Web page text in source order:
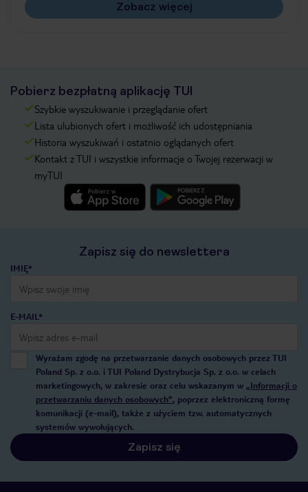
Zobacz więcej
Pobierz bezpłatną aplikację TUI
Szybkie wyszukiwanie i przeglądanie ofert
Lista ulubionych ofert i możliwość ich udostępniania
Historia wyszukiwań i ostatnio oglądanych ofert
Kontakt z TUI i wszystkie informacje o Twojej rezerwacji w
myTUI
Zapisz się do newslettera
IMIĘ*
E-MAIL*
Wyrażam zgodę na przetwarzanie danych osobowych przez TUI
Poland Sp. z o.o. i TUI Poland Dystrybucja Sp. z o.o. w celach
marketingowych, w zakresie oraz celu wskazanym w „Informacji o
przetwarzaniu danych osobowych”, poprzez elektroniczną formę
komunikacji (e-mail), także z użyciem tzw. automatycznych
systemów wywołujących.
Zapisz się